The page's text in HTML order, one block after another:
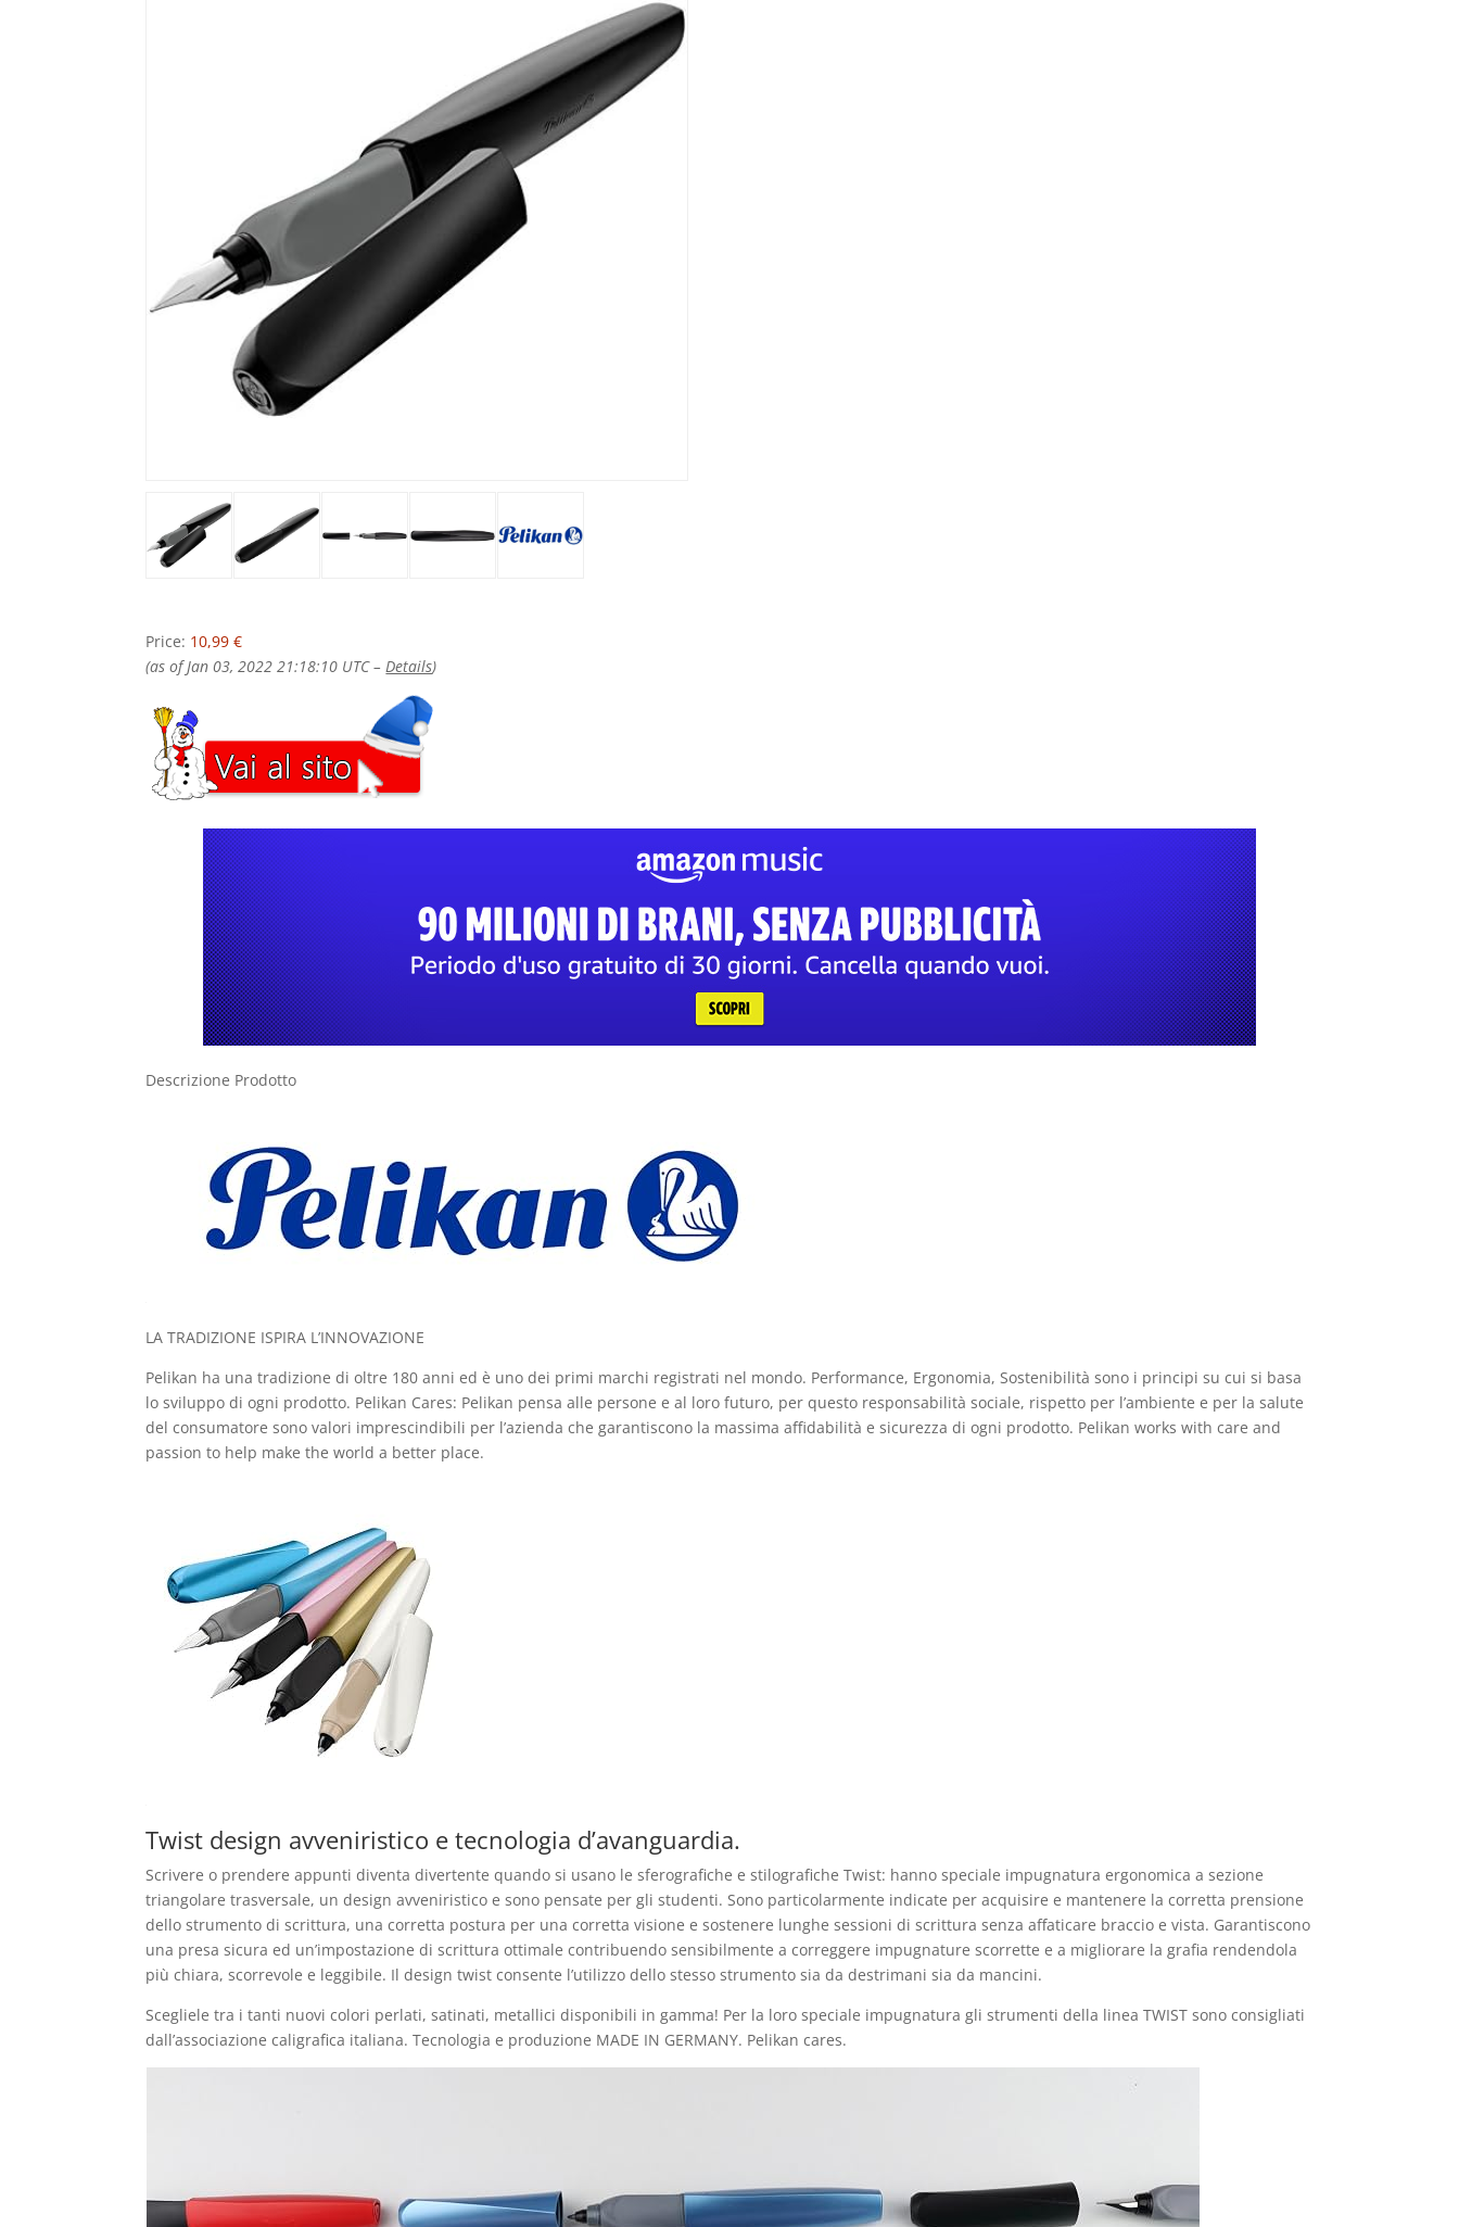
Price: 10,99 €
(as of Jan 03, 2022 21:18:10 UTC –Details)
Descrizione Prodotto
LA TRADIZIONE ISPIRA L’INNOVAZIONE
Pelikan ha una tradizione di oltre 180 anni ed è uno dei primi marchi registrati nel mondo. Performance, Ergonomia, Sostenibilità sono i principi su cui si basa
lo sviluppo di ogni prodotto. Pelikan Cares: Pelikan pensa alle persone e al loro futuro, per questo responsabilità sociale, rispetto per l’ambiente e per la salute
del consumatore sono valori imprescindibili per l’azienda che garantiscono la massima affidabilità e sicurezza di ogni prodotto. Pelikan works with care and
passion to help make the world a better place.
Twist design avveniristico e tecnologia d’avanguardia.
Scrivere o prendere appunti diventa divertente quando si usano le sferografiche e stilografiche Twist: hanno speciale impugnatura ergonomica a sezione
triangolare trasversale, un design avveniristico e sono pensate per gli studenti. Sono particolarmente indicate per acquisire e mantenere la corretta prensione
dello strumento di scrittura, una corretta postura per una corretta visione e sostenere lunghe sessioni di scrittura senza affaticare braccio e vista. Garantiscono
una presa sicura ed un’impostazione di scrittura ottimale contribuendo sensibilmente a correggere impugnature scorrette e a migliorare la grafia rendendola
più chiara, scorrevole e leggibile. Il design twist consente l’utilizzo dello stesso strumento sia da destrimani sia da mancini.
Scegliele tra i tanti nuovi colori perlati, satinati, metallici disponibili in gamma! Per la loro speciale impugnatura gli strumenti della linea TWIST sono consigliati
dall’associazione caligrafica italiana. Tecnologia e produzione MADE IN GERMANY. Pelikan cares.